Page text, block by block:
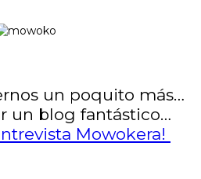
un poquito más…
un blog fantástico…
Mowokera!